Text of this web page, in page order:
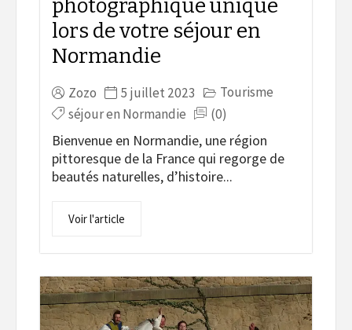
photographique unique
lors de votre séjour en
Normandie
Zozo 5 juillet 2023
Tourisme
séjour en Normandie
(0)
Bienvenue en Normandie, une région
pittoresque de la France qui regorge de
beautés naturelles, d’histoire...
Voir l'article